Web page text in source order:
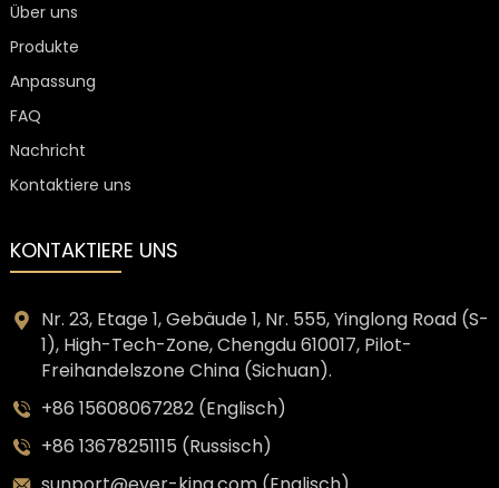
Über uns
Produkte
Anpassung
FAQ
Nachricht
Kontaktiere uns
KONTAKTIERE UNS
Nr. 23, Etage 1, Gebäude 1, Nr. 555, Yinglong Road (S-
1), High-Tech-Zone, Chengdu 610017, Pilot-
Freihandelszone China (Sichuan).
+86 15608067282 (Englisch)
+86 13678251115 (Russisch)